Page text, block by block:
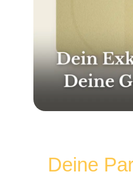
Deine